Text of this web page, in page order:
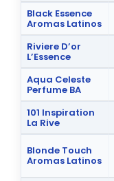
Black Essence
Aromas Latinos
Riviere D’or
L’Essence
Aqua Celeste
Perfume BA
101 Inspiration
La Rive
Blonde Touch
Aromas Latinos